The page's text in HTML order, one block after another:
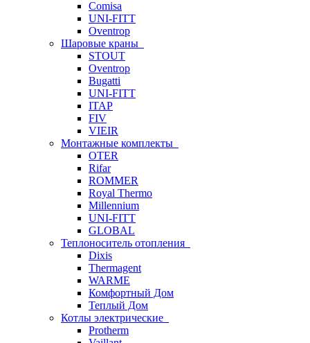
Comisa
UNI-FITT
Oventrop
Шаровые краны
STOUT
Oventrop
Bugatti
UNI-FITT
ITAP
FIV
VIEIR
Монтажные комплекты
OTER
Rifar
ROMMER
Royal Thermo
Millennium
UNI-FITT
GLOBAL
Теплоноситель отопления
Dixis
Thermagent
WARME
Комфортный Дом
Теплый Дом
Котлы электрические
Protherm